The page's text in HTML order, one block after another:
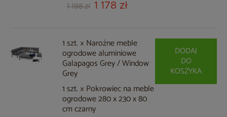
1 198 zł 1 178 zł
1 szt. × Narożne meble
ogrodowe aluminiowe
Galapagos Grey / Window
Grey
1 szt. × Pokrowiec na meble
ogrodowe 280 x 230 x 80
cm czarny
DODAJ
DO
KOSZYKA